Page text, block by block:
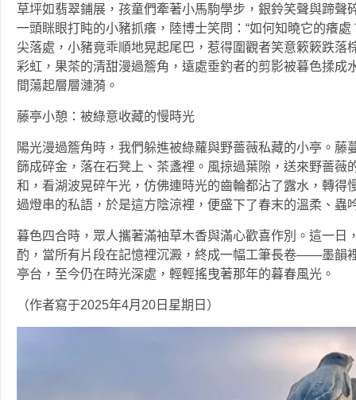
草坪如翡翠鋪展，孩童們牽著小馬駒學步，銀鈴笑聲與蹄聲
一頭眯眼打盹的小豬抓癢，陸博士笑問：“如何知曉它的癢處
尖落處，小豬竟乖順地晃起尾巴，惹得圍觀者笑意簌簌跌落
彩虹，果茶的清甜漫過簷角，遠處垂釣者的剪影被暮色揉成
間蕩起層層漣漪。
藤亭小憩：被綠意收藏的慢時光
陽光漫過簷角時，我們躲進被綠蘿與野薔薇私藏的小亭。
篩成碎金，落在石凳上、茶盞裡。風掠過葉隙，送來野薔薇
和，看湖波晃碎午光，仿佛連時光的齒輪都沾了露水，轉得
過燈串的私語，於是這方陰涼裡，便盛下了春末的溫柔、蟲
暮色四合時，眾人攜著滿袖草木香與滿心歡喜作別。這一日
酌，當所有片段在記憶裡沉澱，終成一幅工筆長卷——墨韻
亭台，至今仍在時光深處，輕輕搖曳著那年的暮春風光。
‍‍（作者寫于2025年4月20日星期日）